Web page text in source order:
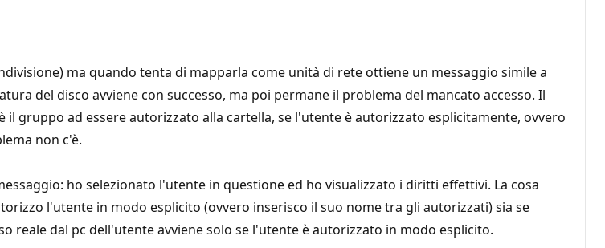
ma quando tenta di mapparla come unità di rete ottiene un messaggio simile a
del disco avviene con successo, ma poi permane il problema del mancato accesso. Il
gruppo ad essere autorizzato alla cartella, se l'utente è autorizzato esplicitamente, ovvero
non c'è.
ho selezionato l'utente in questione ed ho visualizzato i diritti effettivi. La cosa
l'utente in modo esplicito (ovvero inserisco il suo nome tra gli autorizzati) sia se
reale dal pc dell'utente avviene solo se l'utente è autorizzato in modo esplicito.